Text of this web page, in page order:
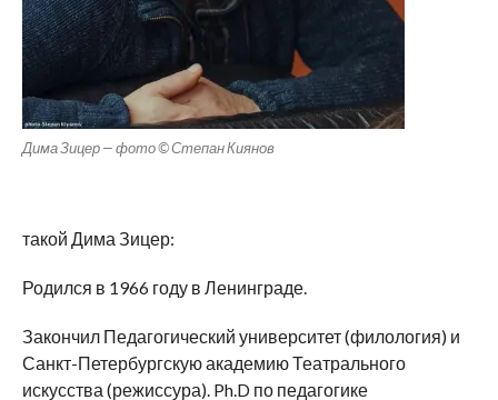
Дима Зицер — фото © Степан Киянов
такой Дима Зицер:
Родился в 1966 году в Ленинграде.
Закончил Педагогический университет (филология) и
Санкт-Петербургскую академию Театрального
искусства (режиссура). Ph.D по педагогике